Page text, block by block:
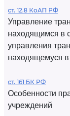
ст. 12.8 КоАП РФ
Управление
находящимся в
управления
находящемуся в
ст. 161 БК РФ
Особенности
учреждений